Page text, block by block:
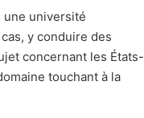
une université
y conduire des
concernant les États-
touchant à la